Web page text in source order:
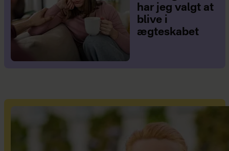
har jeg valgt at
blive i
ægteskabet